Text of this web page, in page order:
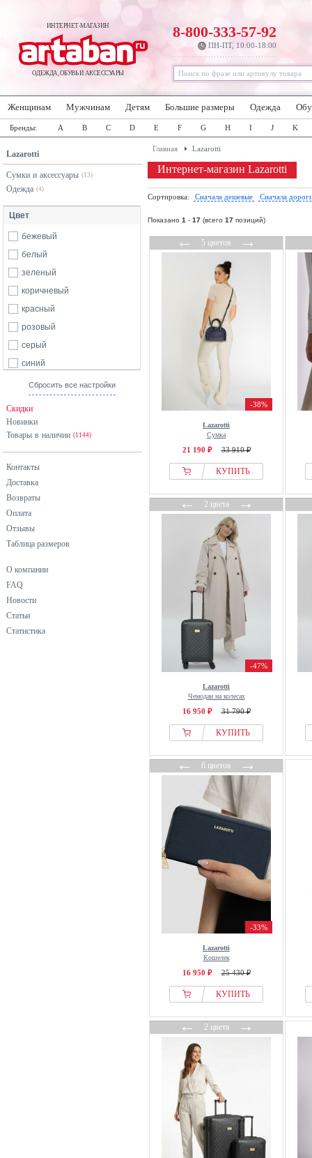
ИНТЕРНЕТ-МАГАЗИН
ОДЕЖДА, ОБУВЬ И АКСЕССУАРЫ
8-800-333-57-92
ПН-ПТ, 10:00-18:00
Женщинам Мужчинам Детям Большие размеры Одежда
Бренды: A B C D E F G H I J K
Lazarotti
Сумки и аксессуары (13)
Одежда (4)
Цвет
бежевый
белый
зеленый
коричневый
красный
розовый
серый
синий
фиолетовый
Сбросить все настройки
Скидки
Новинки
Товары в наличии (1144)
Контакты
Доставка
Возвраты
Оплата
Отзывы
Таблица размеров
О компании
FAQ
Новости
Статьи
Статистика
Главная Lazarotti
Интернет-магазин Lazarotti
Сортировка: Сначала дешевые Сначала
Показано 1 - 17 (всего 17 позиций)
←5 цветов→
-38%
Lazarotti
Сумка
21 190 ₽ 33 910 ₽
КУПИТЬ
←2 цвета→
-47%
Lazarotti
Чемодан на колесах
16 950 ₽ 31 790 ₽
КУПИТЬ
←6 цветов→
-33%
Lazarotti
Кошелек
16 950 ₽ 25 430 ₽
КУПИТЬ
←2 цвета→